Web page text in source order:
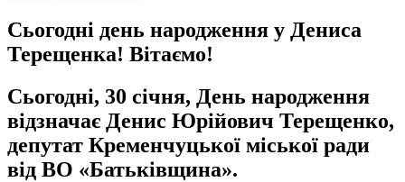
Сьогодні день народження у Дениса
Терещенка! Вітаємо!
Сьогодні, 30 січня, День народження
відзначає Денис Юрійович Терещенко,
депутат Кременчуцької міської ради
від ВО «Батьківщина».